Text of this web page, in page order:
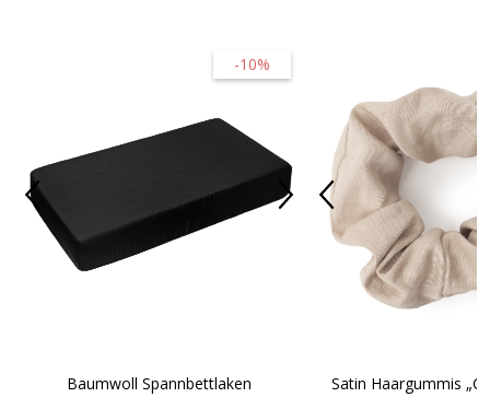
-10%
Baumwoll Spannbettlaken
Satin Haargummis